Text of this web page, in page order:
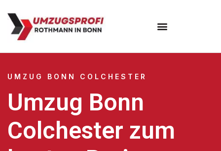
UMZUG BONN COLCHESTER
Umzug Bonn
Colchester zum